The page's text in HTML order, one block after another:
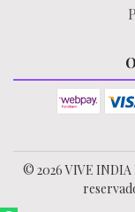
© 2026 VIVE